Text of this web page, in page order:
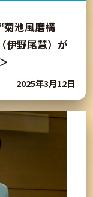
菊池風磨構
伊野尾慧）が
2025年3月12日